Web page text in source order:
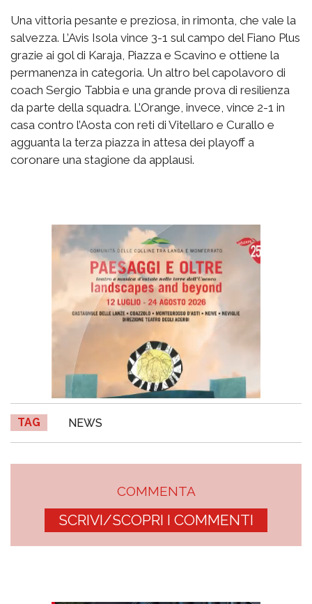
Una vittoria pesante e preziosa, in rimonta, che vale la
salvezza. L’Avis Isola vince 3-1 sul campo del Fiano Plus
grazie ai gol di Karaja, Piazza e Scavino e ottiene la
permanenza in categoria. Un altro bel capolavoro di
coach Sergio Tabbia e una grande prova di resilienza
da parte della squadra. L’Orange, invece, vince 2-1 in
casa contro l’Aosta con reti di Vitellaro e Curallo e
agguanta la terza piazza in attesa dei playoff a
coronare una stagione da applausi.
TAG NEWS
COMMENTA
SCRIVI/SCOPRI I COMMENTI